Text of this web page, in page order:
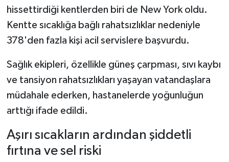
hissettirdiği kentlerden biri de New York oldu.
Kentte sıcaklığa bağlı rahatsızlıklar nedeniyle
378'den fazla kişi acil servislere başvurdu.
Sağlık ekipleri, özellikle güneş çarpması, sıvı kaybı
ve tansiyon rahatsızlıkları yaşayan vatandaşlara
müdahale ederken, hastanelerde yoğunluğun
arttığı ifade edildi.
Aşırı sıcakların ardından şiddetli
fırtına ve sel riski